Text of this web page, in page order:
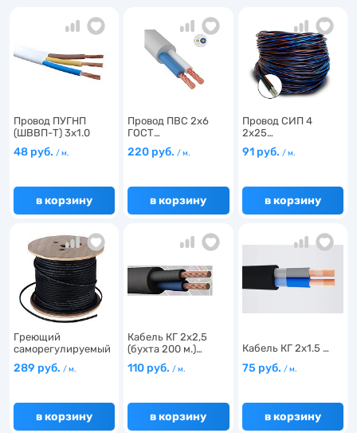
5
3
1
2
1
6
5
6
2
13
9
27
Провод ПУГНП
(ШВВП-Т) 3х1.0
ГОСТ…
48 руб. / м.
в корзину
Провод ПВС 2х6
ГОСТ…
220 руб./ м.
в корзину
Провод СИП 4
2х25…
91 руб. / м.
в корзину
Греющий
саморегулируемый
кабель экра…
289 руб. / м.
в корзину
Кабель КГ 2х2,5
(бухта 200 м.)…
110 руб./ м.
в корзину
Кабель КГ 2х1.5 …
75 руб. / м.
в корзину